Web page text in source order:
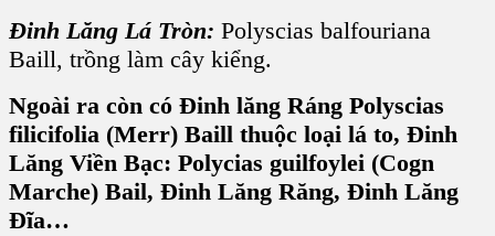
Đinh Lăng Lá Tròn: Polyscias balfouriana
Baill, trồng làm cây kiểng.
Ngoài ra còn có Đinh lăng Ráng Polyscias
filicifolia (Merr) Baill thuộc loại lá to, Đinh
Lăng Viền Bạc: Polycias guilfoylei (Cogn
Marche) Bail, Đinh Lăng Răng, Đinh Lăng
Đĩa…